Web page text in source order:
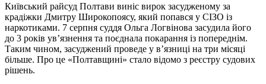
Київський райсуд Полтави виніс вирок засудженому за
крадіжки Дмитру Широкопоясу, який попався у СІЗО із
наркотиками. 7 серпня суддя Ольга Логвінова засудила його
до 3 років ув’язнення та поєднала покарання із попереднім.
Таким чином, засуджений проведе у в’язниці на три місяці
більше. Про це «Полтавщині» стало відомо з реєстру судових
рішень.